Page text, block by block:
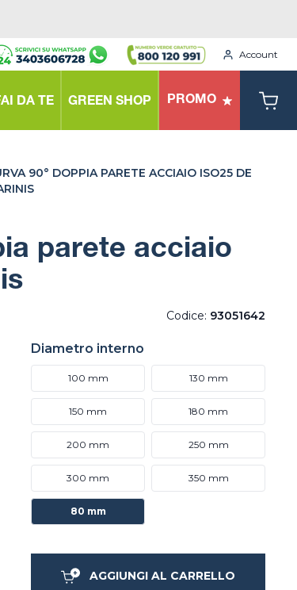
Account
DA TE GREEN SHOP PROMO
90° DOPPIA PARETE ACCIAIO ISO25 DE
parete acciaio
Codice: 93051642
Diametro interno
100 mm 130 mm
150 mm 180 mm
200 mm 250 mm
300 mm 350 mm
80 mm
AGGIUNGI AL CARRELLO